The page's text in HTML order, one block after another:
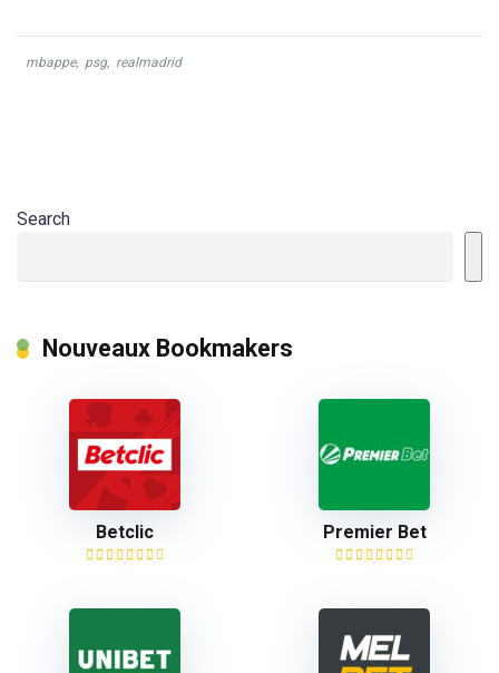
mbappe, psg, realmadrid
Search
Nouveaux Bookmakers
Betclic Premier Bet